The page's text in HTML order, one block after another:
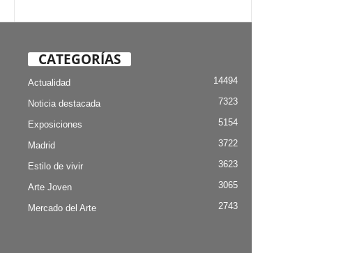
CATEGORÍAS
Actualidad 14494
Noticia destacada 7323
Exposiciones 5154
Madrid 3722
Estilo de vivir 3623
Arte Joven 3065
Mercado del Arte 2743